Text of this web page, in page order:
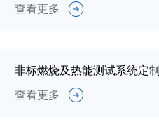
查看更多
非标燃烧及热能测试系统定制
查看更多